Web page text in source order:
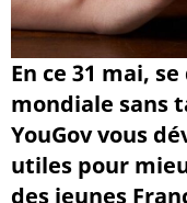
En ce 31 mai,
mondiale sans
YouGov vous
utiles pour
des jeunes